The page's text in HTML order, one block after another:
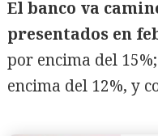
El banco va
presentados en
por encima del
encima del 12%, y